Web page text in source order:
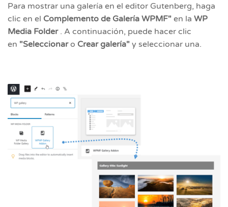
Para mostrar una galería en el editor Gutenberg, haga
clic en el Complemento de Galería WPMF" en la WP
Media Folder. A continuación, puede hacer clic
en "Seleccionaro Crear galería" y seleccionar una.